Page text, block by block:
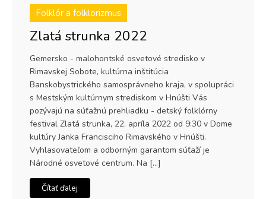
Folklór a folklorizmus
Zlatá strunka 2022
Gemersko - malohontské osvetové stredisko v
Rimavskej Sobote, kultúrna inštitúcia
Banskobystrického samosprávneho kraja, v spolupráci
s Mestským kultúrnym strediskom v Hnúšti Vás
pozývajú na súťažnú prehliadku - detský folklórny
festival Zlatá strunka, 22. apríla 2022 od 9:30 v Dome
kultúry Janka Francisciho Rimavského v Hnúšti.
Vyhlasovateľom a odborným garantom súťaží je
Národné osvetové centrum. Na […]
Čítať ďalej